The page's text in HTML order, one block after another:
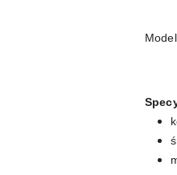
Model